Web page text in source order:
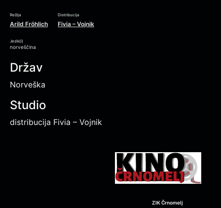
Režija
Arild Fröhlich
Distribucija
Fivia – Vojnik
Jezik(i)
norveščina
Držav
Norveška
Studio
distribucija Fivia – Vojnik
ZIK Črnomelj